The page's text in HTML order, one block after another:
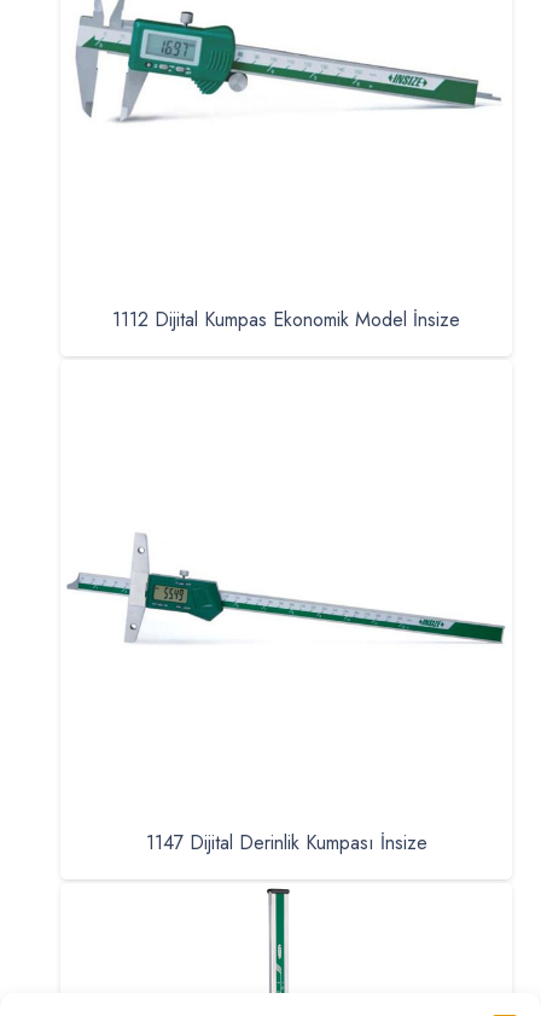
1112 Dijital Kumpas Ekonomik Model İnsize
1147 Dijital Derinlik Kumpası İnsize